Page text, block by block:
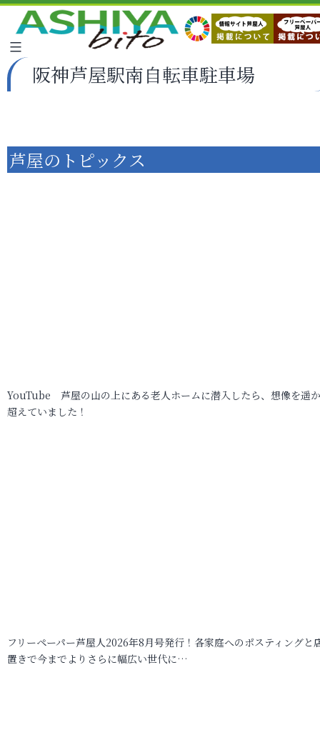
阪神芦屋駅南自転車駐車場
芦屋のトピックス
YouTube 芦屋の山の上にある老人ホームに潜入したら、想像を遥
超えていました！
フリーペーパー芦屋人2026年8月号発行！各家庭へのポスティングと
置きで今までよりさらに幅広い世代に…